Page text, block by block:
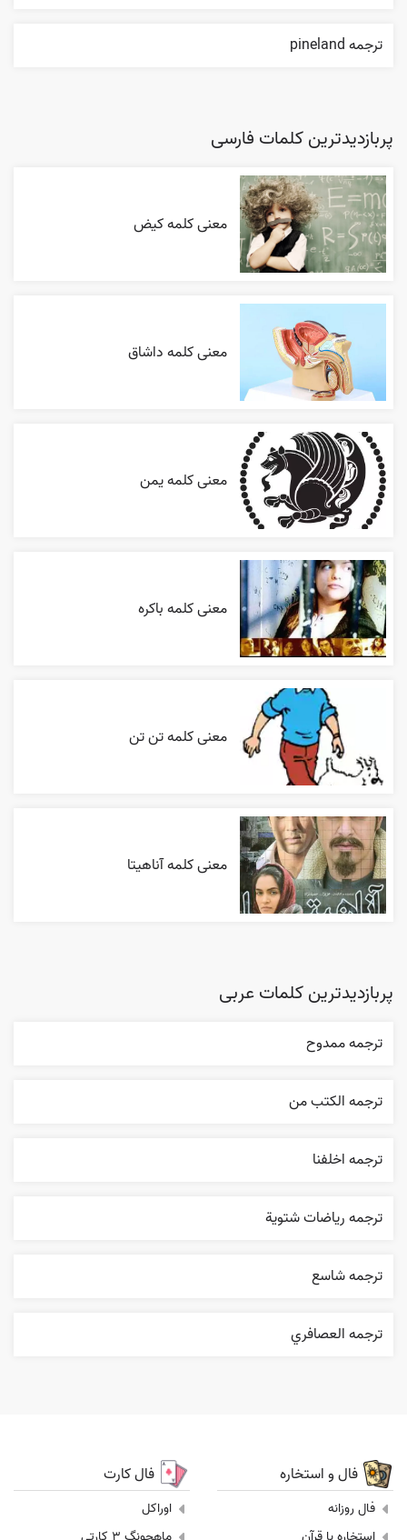
ترجمه pineland
پربازدیدترین کلمات فارسی
معنی کلمه کیض
معنی کلمه داشاق
معنی کلمه یمن
معنی کلمه باکره
معنی کلمه تن تن
معنی کلمه آناهیتا
پربازدیدترین کلمات عربی
ترجمه ممدوح
ترجمه الکتب من
ترجمه اخلفنا
ترجمه رياضات شتوية
ترجمه شاسع
ترجمه العصافري
فال و استخاره
فال روزانه
فال کارت
اوراکل